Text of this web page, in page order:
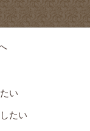
い
たい